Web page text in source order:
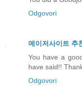
Odgovori
메이저사이트 추
You have a
have said!!
Odgovori